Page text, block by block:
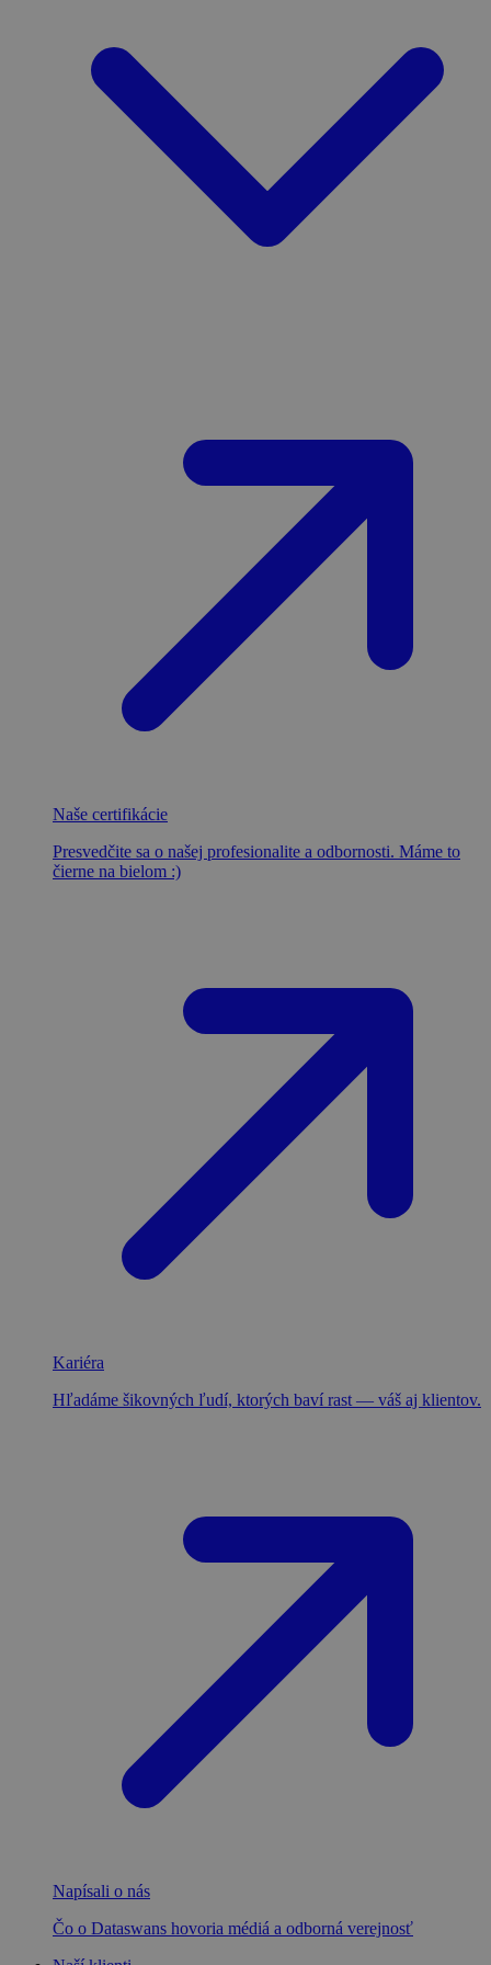
Naše certifikácie
Presvedčite sa o našej profesionalite a odbornosti. Máme to
čierne na bielom :)
Kariéra
Hľadáme šikovných ľudí, ktorých baví rast — váš aj klientov.
Napísali o nás
Čo o Dataswans hovoria médiá a odborná verejnosť